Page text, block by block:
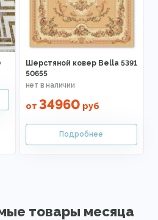
Шерстяной ковер Bella 5391
50655
от 34960 руб
товары месяца